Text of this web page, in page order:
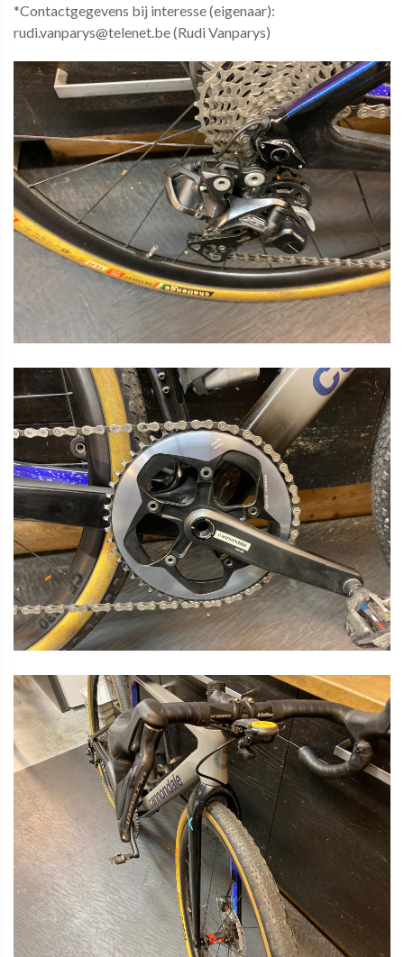
*Contactgegevens bij interesse (eigenaar):
rudi.vanparys@telenet.be (Rudi Vanparys)